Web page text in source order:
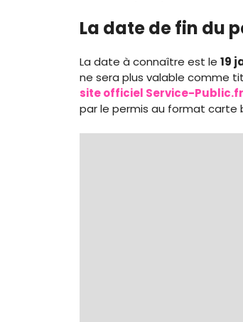
La date de fin du
La date à connaître est le 19
ne sera plus valable comme
site officiel Service-Public.fr
par le permis au format carte